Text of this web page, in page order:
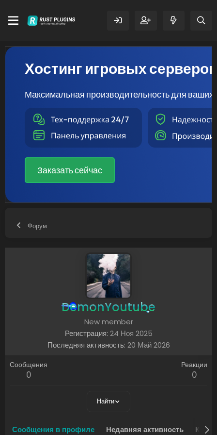
Хостинг игровых серверов
Максимальная производительность для ваших
Заказать сейчас
Форум
DemonYoutube
New member
Регистрация 24 Ноя 2025
Последняя активность 20 Май 2026
Сообщения
0
Реакции
0
Найти
Сообщения в профиле Недавняя активность